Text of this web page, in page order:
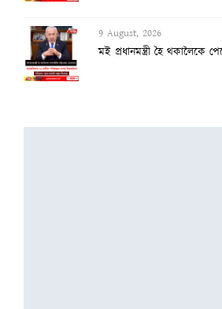
9 August, 2026
মই প্ৰধানমন্ত্ৰী হৈ থকালৈকে
প্ৰতি ৬ মিনিটত এটা